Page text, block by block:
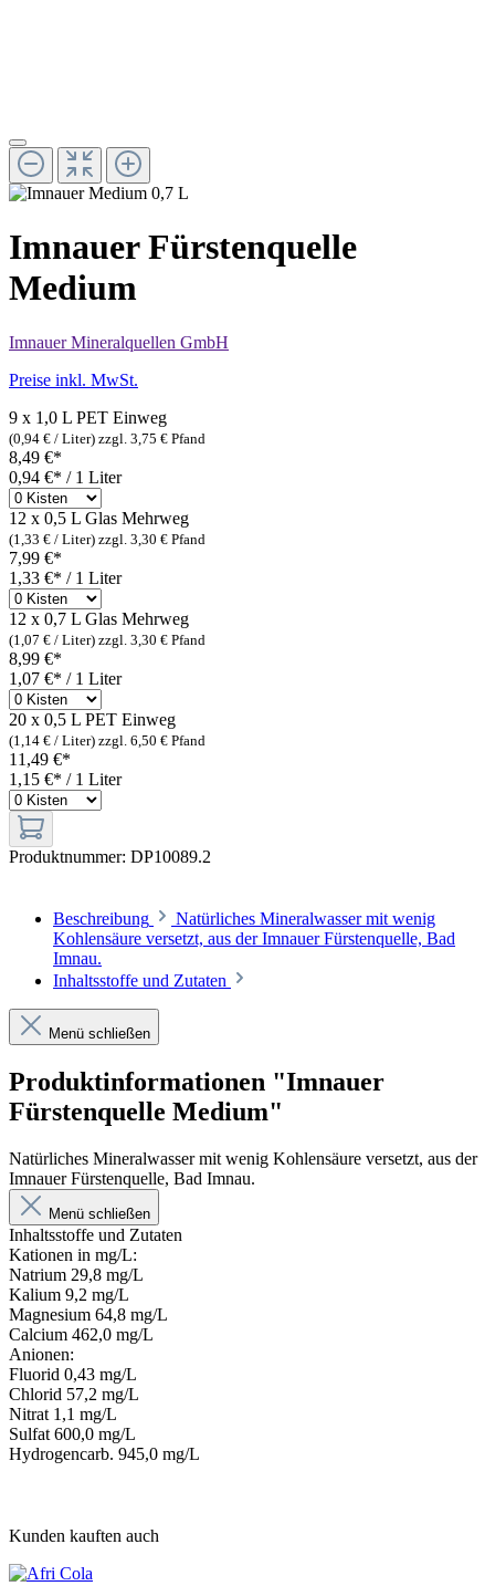
Imnauer Fürstenquelle
Medium
Imnauer Mineralquellen GmbH
Preise inkl. MwSt.
9 x 1,0 L PET Einweg
(0,94 € / Liter) zzgl. 3,75 € Pfand
8,49 €*
0,94 €* / 1 Liter
12 x 0,5 L Glas Mehrweg
(1,33 € / Liter) zzgl. 3,30 € Pfand
7,99 €*
1,33 €* / 1 Liter
12 x 0,7 L Glas Mehrweg
(1,07 € / Liter) zzgl. 3,30 € Pfand
8,99 €*
1,07 €* / 1 Liter
20 x 0,5 L PET Einweg
(1,14 € / Liter) zzgl. 6,50 € Pfand
11,49 €*
1,15 €* / 1 Liter
Produktnummer: DP10089.2
Beschreibung
Natürliches Mineralwasser mit wenig
Kohlensäure versetzt, aus der Imnauer Fürstenquelle, Bad
Imnau.
Inhaltsstoffe und Zutaten
Menü schließen
Produktinformationen "Imnauer
Fürstenquelle Medium"
Natürliches Mineralwasser mit wenig Kohlensäure versetzt, aus der
Imnauer Fürstenquelle, Bad Imnau.
Menü schließen
Inhaltsstoffe und Zutaten
Kationen in mg/L:
Natrium 29,8 mg/L
Kalium 9,2 mg/L
Magnesium 64,8 mg/L
Calcium 462,0 mg/L
Anionen:
Fluorid 0,43 mg/L
Chlorid 57,2 mg/L
Nitrat 1,1 mg/L
Sulfat 600,0 mg/L
Hydrogencarb. 945,0 mg/L
Kunden kauften auch